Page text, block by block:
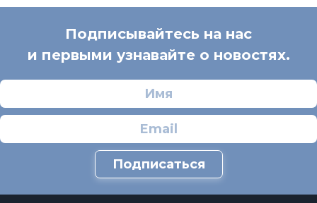
Подписывайтесь на нас
и первыми узнавайте о новостях.
Подписаться